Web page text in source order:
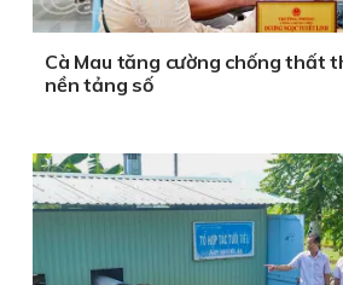
Cà Mau tăng cường chống thất
nền tảng số